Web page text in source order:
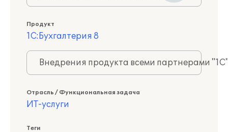
Продукт
1С:Бухгалтерия 8
Внедрения продукта всеми партнерами
Отрасль / Функциональная задача
ИТ-услуги
Теги